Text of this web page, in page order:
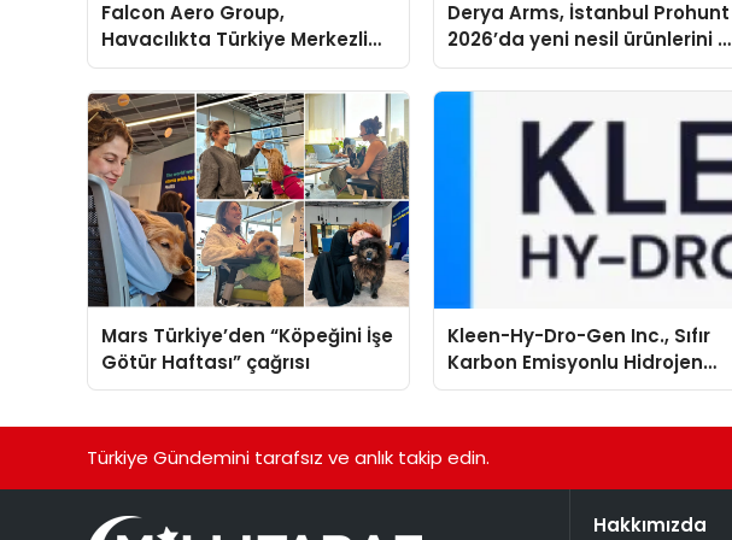
Falcon Aero Group,
Havacılıkta Türkiye Merkezli
Küresel Çözüm Ortağı Olma
Yolunda İlerliyor
Derya Arms, İstanbul Prohunt
2026’da yeni nesil ürünlerini ve
global marka vizyonunu
sergiledi
Mars Türkiye’den “Köpeğini İşe
Götür Haftası” çağrısı
Kleen-Hy-Dro-Gen Inc., Sıfır
Karbon Emisyonlu Hidrojen
Isıtma Teknolojisinde ISO ve
Türkiye Gündemini tarafsız ve anlık takip edin.
Hakkımızda